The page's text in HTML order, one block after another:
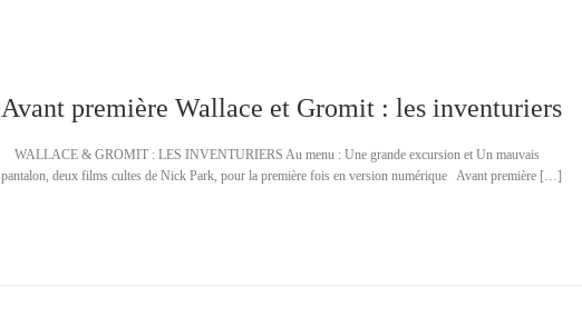
Avant première Wallace et Gromit : les inventuriers
WALLACE & GROMIT : LES INVENTURIERS Au menu : Une grande excursion et Un mauvais
pantalon, deux films cultes de Nick Park, pour la première fois en version numérique Avant première […]